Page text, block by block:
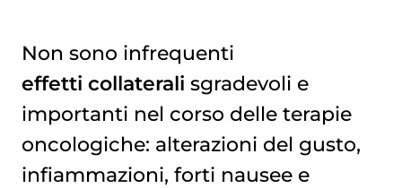
Non sono infrequenti
effetti collaterali sgradevoli e
importanti nel corso delle terapie
oncologiche: alterazioni del gusto,
infiammazioni, forti nausee e